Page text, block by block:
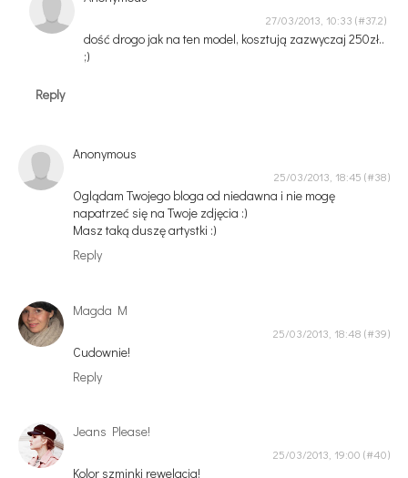
27/03/2013, 10:33
dość drogo jak na ten model, kosztują zazwyczaj 250zł..
;)
Reply
Anonymous
25/03/2013, 18:45
Oglądam Twojego bloga od niedawna i nie mogę
napatrzeć się na Twoje zdjęcia :)
Masz taką duszę artystki :)
Reply
Magda M
25/03/2013, 18:48
Cudownie!
Reply
Jeans Please!
25/03/2013, 19:00
Kolor szminki rewelacja!